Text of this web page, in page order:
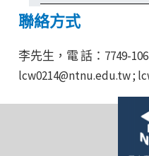
聯絡方式
李先生，電 話：7749-
lcw0214@ntnu.edu.tw ;